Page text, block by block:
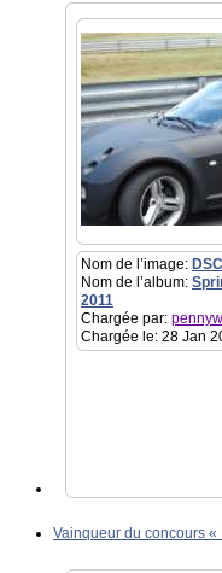
Nom de l’image:
Nom de l’album:
2011
Chargée par:
Chargée le: 28 Jan
Vainqueur du concours